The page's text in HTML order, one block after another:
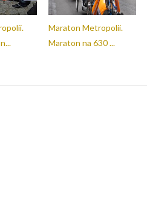
Maraton Metropolii.
Maraton na 630 ...